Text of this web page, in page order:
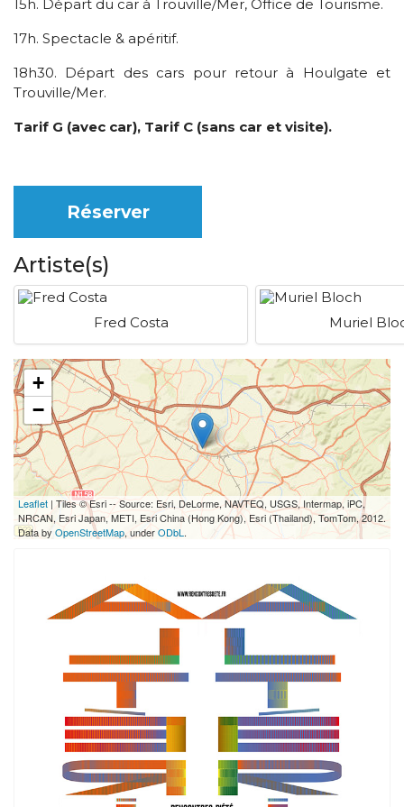
15h. Départ du car à Trouville/Mer, Office de Tourisme.
17h. Spectacle & apéritif.
18h30. Départ des cars pour retour à Houlgate et
Trouville/Mer.
Tarif G (avec car), Tarif C (sans car et visite).
Réserver
Artiste(s)
Fred Costa Muriel
+
−
Leaflet | Tiles © Esri -- Source: Esri, DeLorme, NAVTEQ, USGS, Intermap, iPC,
NRCAN, Esri Japan, METI, Esri China (Hong Kong), Esri (Thailand), TomTom, 2012.
Data byOpenStreetMap, underODbL .